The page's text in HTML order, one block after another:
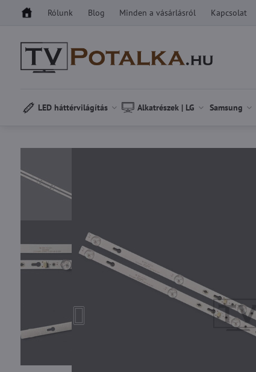
Rólunk Blog Minden a vásárlásról Kapcsolat
LED háttérvilágítás Alkatrészek | LG Samsung